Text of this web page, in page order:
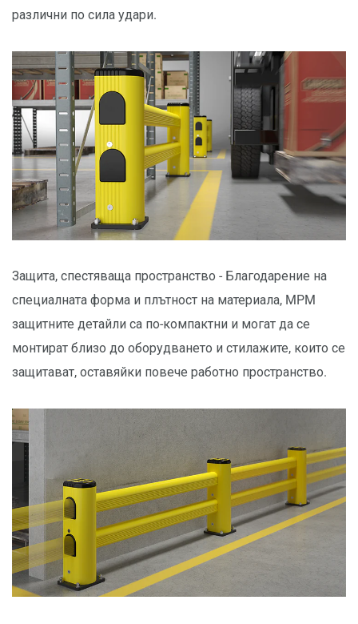
различни по сила удари.
Защита, спестяваща пространство - Благодарение на
специалната форма и плътност на материала, MPM
защитните детайли са по-компактни и могат да се
монтират близо до оборудването и стилажите, които се
защитават, оставяйки повече работно пространство.